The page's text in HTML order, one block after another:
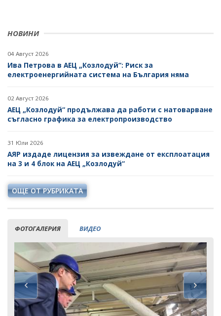
НОВИНИ
04 Август 2026
Ива Петрова в АЕЦ „Козлодуй“: Риск за
електроенергийната система на България няма
02 Август 2026
АЕЦ „Козлодуй“ продължава да работи с натоварване
съгласно графика за електропроизводство
31 Юли 2026
АЯР издаде лицензия за извеждане от експлоатация
на 3 и 4 блок на АЕЦ „Козлодуй“
ОЩЕ ОТ РУБРИКАТА
ФОТОГАЛЕРИЯ ВИДЕО